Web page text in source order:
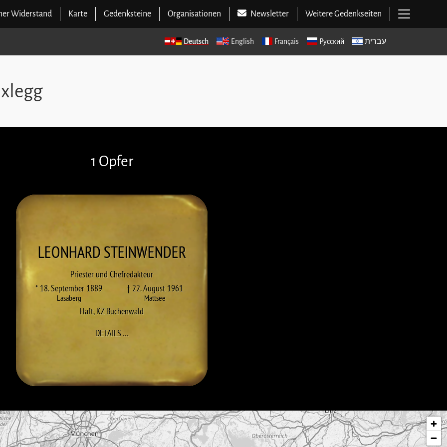
Widerstand Karte Gedenksteine Organisationen Newsletter Weitere Gedenkseiten
Deutsch English Français Русский עברית
1 Opfer
LEONHARDSTEINWENDER
Priester und Chefredakteur
* 18. September 1889
Lasaberg
† 22. August 1961
Mattsee
Haft,KZ Buchenwald
DETAILS…ZU LEONHARD STEINWENDER